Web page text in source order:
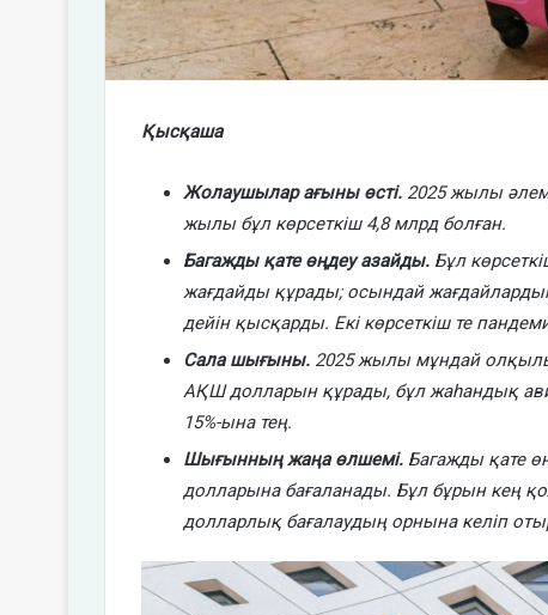
Қысқаша
Жолаушылар ағыны өсті. 2025 жылы
жылы бұл көрсеткіш 4,8 млрд болған.
Багажды қате өңдеу азайды. Бұл
жағдайды құрады; осындай
дейін қысқарды. Екі көрсеткіш те
Сала шығыны. 2025 жылы мұндай
АҚШ долларын құрады, бұл жаһандық
15%-ына тең.
Шығынның жаңа өлшемі. Багажды қате
долларына бағаланады. Бұл бұрын кең
долларлық бағалаудың орнына келіп